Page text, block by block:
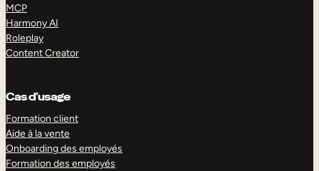
MCP
Harmony AI
Roleplay
Content Creator
Cas d’usage
Formation client
Aide à la vente
Onboarding des employés
Formation des employés